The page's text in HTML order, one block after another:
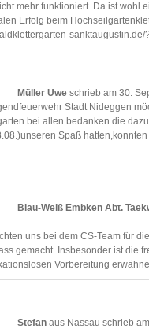
mehr funktioniert. Da ist wohl
Erfolg beim
sanktaugustin.de/
Müller Uweschrieb am 30.
Stadt Nideggen
bei allen bedanken die
Spaß
Blau-Weiß Embken Abt.
uns bei dem CS-Team für
gemacht. Insbesonder ist die
Vorbereitung
Stefanaus Nassau schrieb